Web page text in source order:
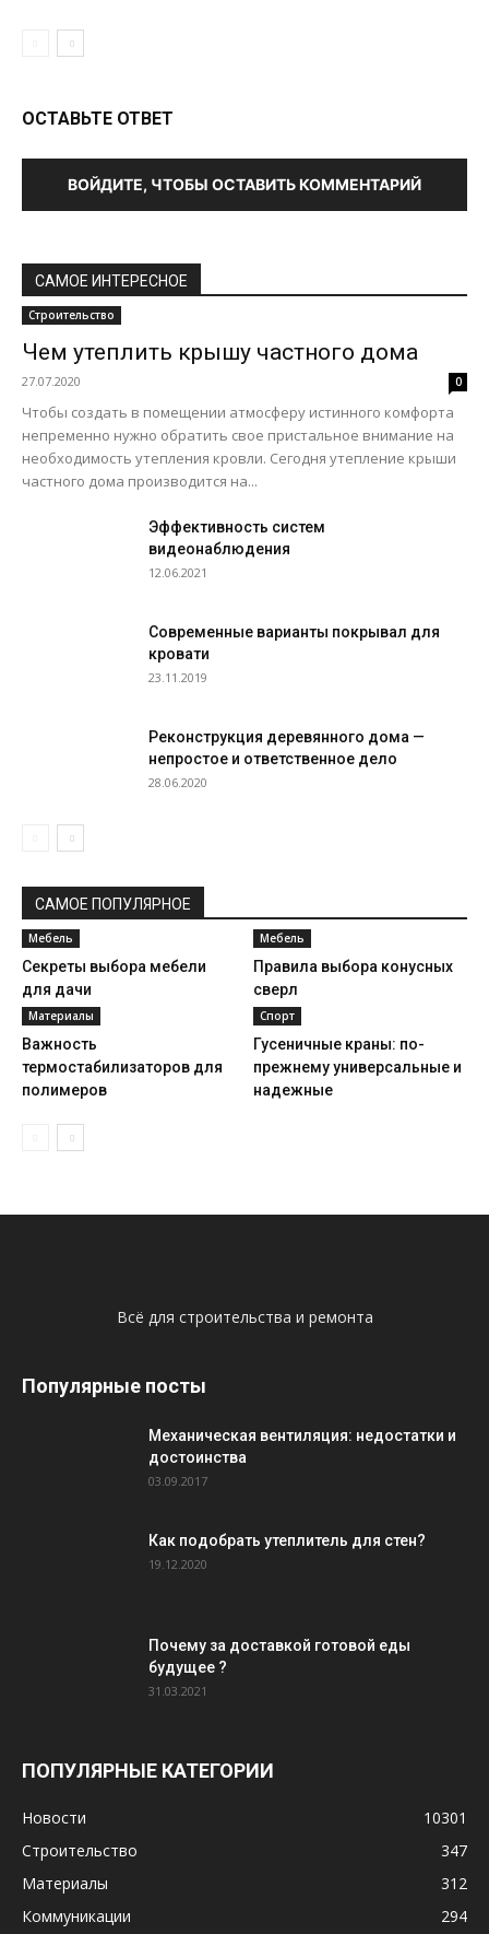
ОСТАВЬТЕ ОТВЕТ
ВОЙДИТЕ, ЧТОБЫ ОСТАВИТЬ КОММЕНТАРИЙ
САМОЕ ИНТЕРЕСНОЕ
Строительство
Чем утеплить крышу частного дома
27.07.2020 0
Чтобы создать в помещении атмосферу истинного комфорта
непременно нужно обратить свое пристальное внимание на
необходимость утепления кровли. Сегодня утепление крыши
частного дома производится на...
Эффективность систем
видеонаблюдения
12.06.2021
Современные варианты покрывал для
кровати
23.11.2019
Реконструкция деревянного дома —
непростое и ответственное дело
28.06.2020
САМОЕ ПОПУЛЯРНОЕ
Мебель
Секреты выбора мебели
для дачи
Мебель
Правила выбора конусных
сверл
Материалы
Важность
термостабилизаторов для
полимеров
Спорт
Гусеничные краны: по-
прежнему универсальные и
надежные
Всё для строительства и ремонта
Популярные посты
Механическая вентиляция: недостатки и
достоинства
03.09.2017
Как подобрать утеплитель для стен?
19.12.2020
Почему за доставкой готовой еды
будущее ?
31.03.2021
ПОПУЛЯРНЫЕ КАТЕГОРИИ
Новости
10301
Строительство
347
Материалы
312
Коммуникации
294